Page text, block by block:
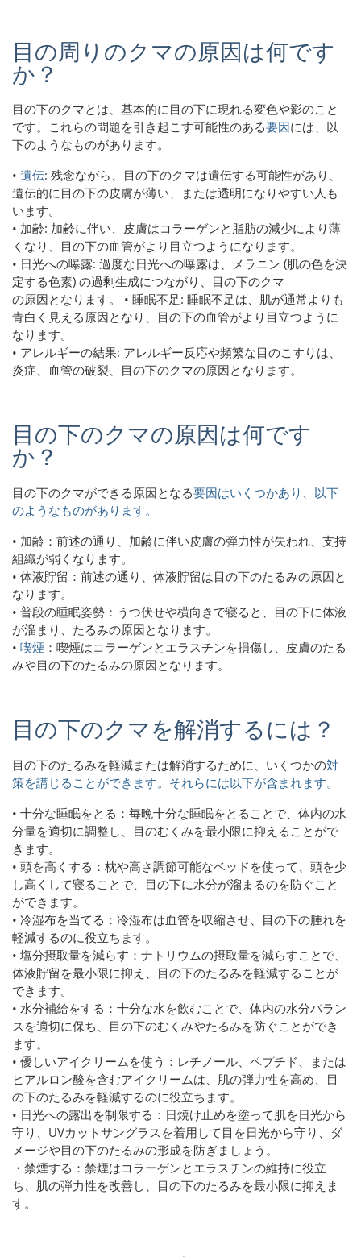
目の周りのクマの原因は何です
か？
目の下のクマとは、基本的に目の下に現れる変色や影のこと
です。これらの問題を引き起こす可能性のある要因には、以
下のようなものがあります。
• 遺伝: 残念ながら、目の下のクマは遺伝する可能性があり、
遺伝的に目の下の皮膚が薄い、または透明になりやすい人も
います。
• 加齢: 加齢に伴い、皮膚はコラーゲンと脂肪の減少により薄
くなり、目の下の血管がより目立つようになります。
• 日光への曝露: 過度な日光への曝露は、メラニン (肌の色を決
定する色素) の過剰生成につながり、目の下のクマ
の原因となります。 • 睡眠不足: 睡眠不足は、肌が通常よりも
青白く見える原因となり、目の下の血管がより目立つように
なります。
• アレルギーの結果: アレルギー反応や頻繁な目のこすりは、
炎症、血管の破裂、目の下のクマの原因となります。
目の下のクマの原因は何です
か？
目の下のクマができる原因となる要因はいくつかあり、以下
のようなものがあります。
• 加齢：前述の通り、加齢に伴い皮膚の弾力性が失われ、支持
組織が弱くなります。
• 体液貯留：前述の通り、体液貯留は目の下のたるみの原因と
なります。
• 普段の睡眠姿勢：うつ伏せや横向きで寝ると、目の下に体液
が溜まり、たるみの原因となります。
• 喫煙 ：喫煙はコラーゲンとエラスチンを損傷し、皮膚のたる
みや目の下のたるみの原因となります。
目の下のクマを解消するには？
目の下のたるみを軽減または解消するために、 いくつかの対
策を講じることができます。それらには以下が含まれます。
• 十分な睡眠をとる：毎晩十分な睡眠をとることで、体内の水
分量を適切に調整し、目のむくみを最小限に抑えることがで
きます。
• 頭を高くする：枕や高さ調節可能なベッドを使って、頭を少
し高くして寝ることで、目の下に水分が溜まるのを防ぐこと
ができます。
• 冷湿布を当てる：冷湿布は血管を収縮させ、目の下の腫れを
軽減するのに役立ちます。
• 塩分摂取量を減らす：ナトリウムの摂取量を減らすことで、
体液貯留を最小限に抑え、目の下のたるみを軽減することが
できます。
• 水分補給をする：十分な水を飲むことで、体内の水分バラン
スを適切に保ち、目の下のむくみやたるみを防ぐことができ
ます。
• 優しいアイクリームを使う：レチノール、ペプチド、または
ヒアルロン酸を含むアイクリームは、肌の弾力性を高め、目
の下のたるみを軽減するのに役立ちます。
• 日光への露出を制限する：日焼け止めを塗って肌を日光から
守り、UVカットサングラスを着用して目を日光から守り、ダ
メージや目の下のたるみの形成を防ぎましょう。
・禁煙する：禁煙はコラーゲンとエラスチンの維持に役立
ち、肌の弾力性を改善し、目の下のたるみを最小限に抑えま
す。